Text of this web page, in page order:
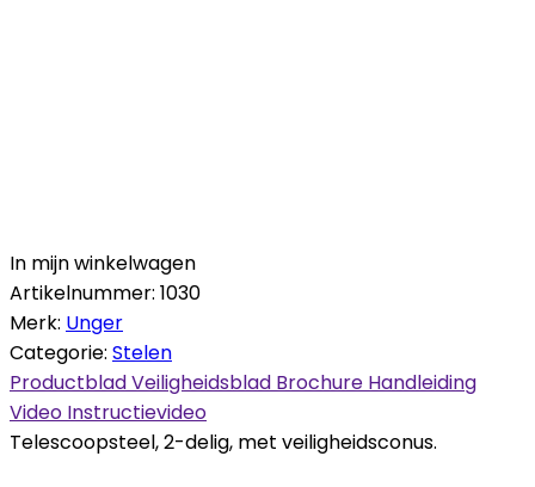
In mijn winkelwagen
Artikelnummer: 1030
Merk: Unger
Categorie: Stelen
ProductbladVeiligheidsblad Brochure Handleiding
Video Instructievideo
Telescoopsteel, 2-delig, met veiligheidsconus.